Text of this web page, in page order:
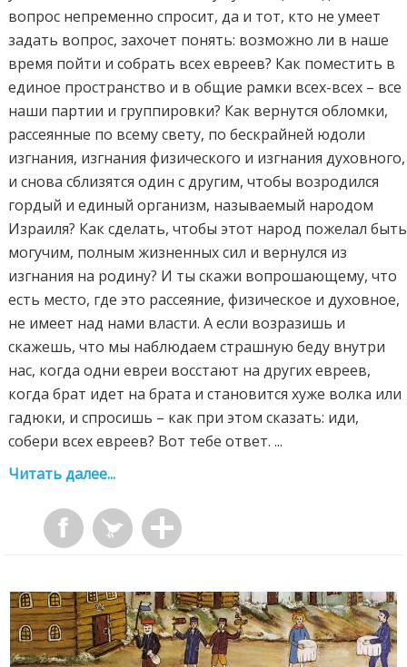
вопрос непременно спросит, да и тот, кто не умеет
задать вопрос, захочет понять: возможно ли в наше
время пойти и собрать всех евреев? Как поместить в
единое пространство и в общие рамки всех-всех – все
наши партии и группировки? Как вернутся обломки,
рассеянные по всему свету, по бескрайней юдоли
изгнания, изгнания физического и изгнания духовного,
и снова сблизятся один с другим, чтобы возродился
гордый и единый организм, называемый народом
Израиля? Как сделать, чтобы этот народ пожелал быть
могучим, полным жизненных сил и вернулся из
изгнания на родину? И ты скажи вопрошающему, что
есть место, где это рассеяние, физическое и духовное,
не имеет над нами власти. А если возразишь и
скажешь, что мы наблюдаем страшную беду внутри
нас, когда одни евреи восстают на других евреев,
когда брат идет на брата и становится хуже волка или
гадюки, и спросишь – как при этом сказать: иди,
собери всех евреев? Вот тебе ответ. ...
Читать далее...